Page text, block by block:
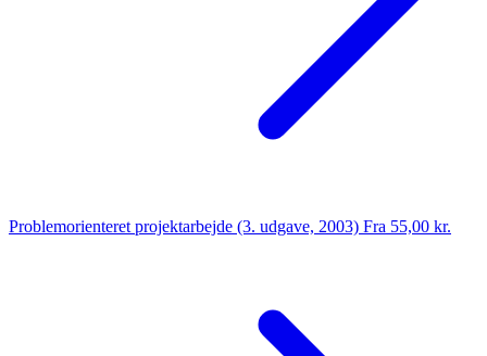
Problemorienteret projektarbejde (3. udgave, 2003) Fra 55,00 kr.